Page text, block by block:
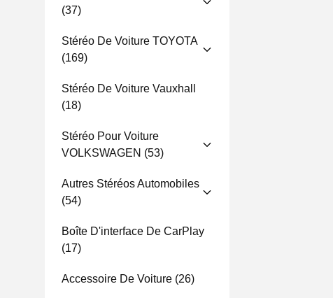
(37)
Stéréo De Voiture TOYOTA
(169)
Stéréo De Voiture Vauxhall
(18)
Stéréo Pour Voiture
VOLKSWAGEN (53)
Autres Stéréos Automobiles
(54)
Boîte D'interface De CarPlay
(17)
Accessoire De Voiture (26)